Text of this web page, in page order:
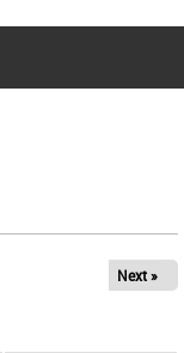
Next »